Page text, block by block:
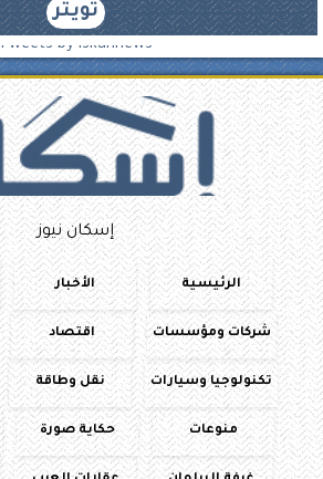
تويتر
Tweets by iskannews
إسكان نيوز
الرئيسية الأخبار
شركات ومؤسسات اقتصاد
تكنولوجيا وسيارات نقل وطاقة
منوعات حكاية صورة